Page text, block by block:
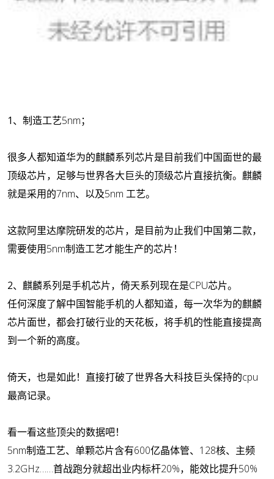
1、 制造工艺5nm；
很多人都知道华为的麒麟系列芯片是目前我们中国面世的最
顶级芯片，足够与世界各大巨头的顶级芯片直接抗衡。麒麟
就是采用的7nm、以及5nm 工艺。
这款阿里达摩院研发的芯片，是目前为止我们中国第二款，
需要使用5nm制造工艺才能生产的芯片！
2、 麒麟系列是手机芯片，倚天系列现在是CPU芯片。
任何深度了解中国智能手机的人都知道，每一次华为的麒麟
芯片面世，都会打破行业的天花板，将手机的性能直接提高
到一个新的高度。
倚天，也是如此！直接打破了世界各大科技巨头保持的cpu
最高记录。
看一看这些顶尖的数据吧！
5nm制造工艺、单颗芯片含有600亿晶体管、128核、主频
3.2GHz……首战跑分就超出业内标杆20%，能效比提升50%